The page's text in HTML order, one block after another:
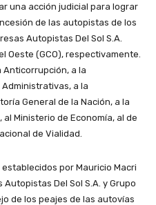
una acción judicial para lograr
de las autopistas de los
Autopistas Del Sol S.A.
Oeste (GCO), respectivamente.
Anticorrupción, a la
a la
General de la Nación, a la
Ministerio de Economía, al de
de Vialidad.
por Mauricio Macri
Del Sol S.A. y Grupo
de los peajes de las autovías